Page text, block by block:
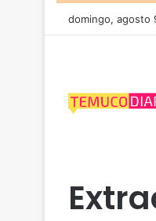
domingo, agosto